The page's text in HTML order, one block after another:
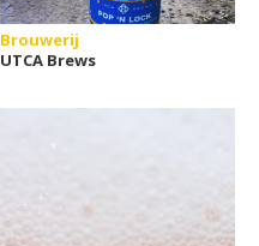
Brouwerij
UTCA Brews